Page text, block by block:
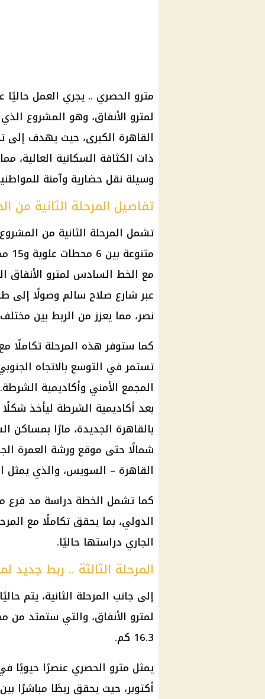
مترو الحصري .. يجري العمل حاليًا
لمترو الأنفاق، وهو المشروع
القاهرة الكبرى، حيث يهدف إلى
ذات الكثافة السكانية العالية،
وسيلة نقل حضارية وآمنة
تفاصيل المرحلة الثانية من
مع الخط السادس لمترو الأنفاق
عبر شارع صلاح سالم وصولًا إلى
نصر، مما يعزز من الربط بين
كما ستوفر هذه المرحلة تكاملًا
تستمر في التوسع بالاتجاه
المجمع الأمني وأكاديمية
بعد أكاديمية الشرطة ليأخذ
بالقاهرة الجديدة، مارًا بمساكن
شمالًا حتى موقع ورشة العمرة
القاهرة – السويس، والذي يمثل
كما تشمل الخطة دراسة مد فرع
الدولي، بما يحقق تكاملًا مع
الجاري دراستها حاليًا.
المرحلة الثالثة .. ربط
إلى جانب المرحلة الثانية، يتم
لمترو الأنفاق، والتي ستمتد من
16.3 كم.
يمثل مترو الحصري عنصرًا حيويًا
أكتوبر، حيث يحقق ربطًا مباشرًا